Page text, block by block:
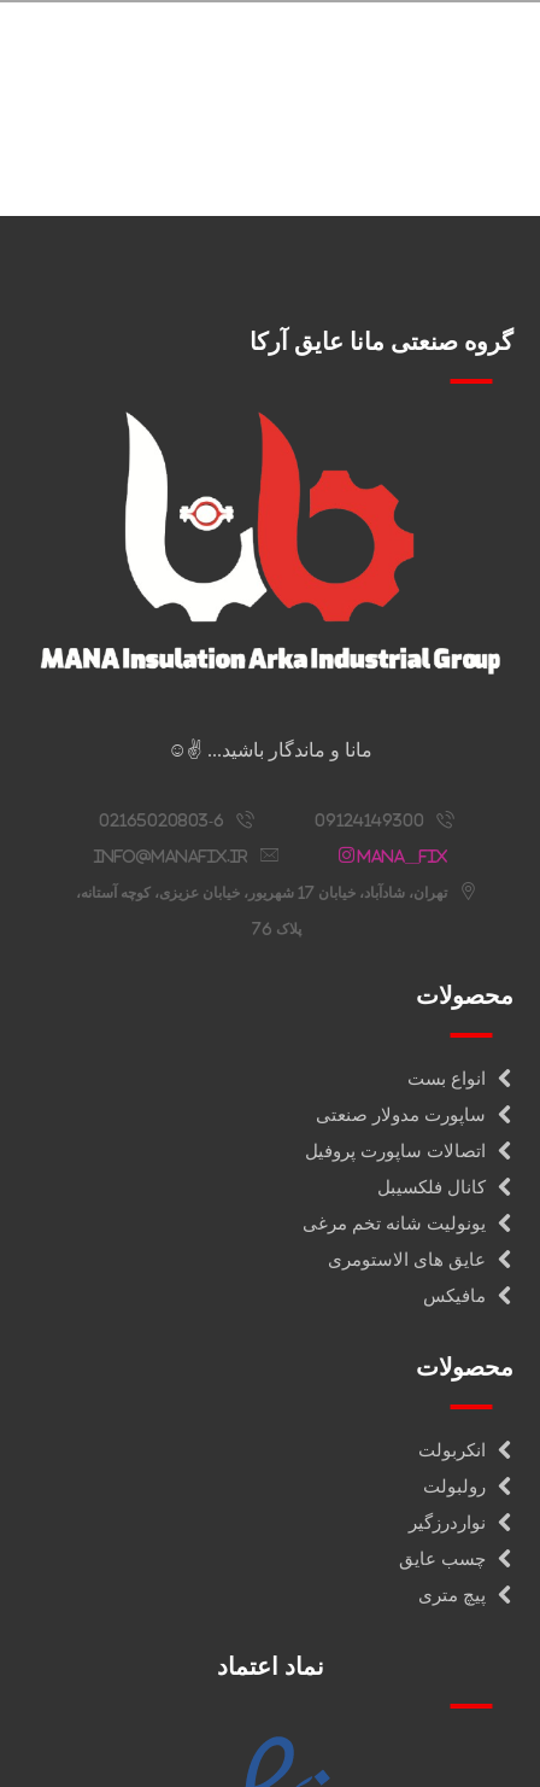
گروه صنعتی مانا عایق آرکا
مانا و ماندگار باشید... ✌️☺️
09124149300
02165020803-6
Mana__fix
info@manafix.ir
تهران، شادآباد، خیابان 17 شهریور، خیابان عزیزی، کوچه آستانه،
پلاک 76
محصولات
انواع بست
ساپورت مدولار صنعتی
اتصالات ساپورت پروفیل
کانال فلکسیبل
یونولیت شانه تخم مرغی
عایق های الاستومری
مافیکس
محصولات
انکربولت
رولبولت
نواردرزگیر
چسب عایق
پیچ متری
نماد اعتماد